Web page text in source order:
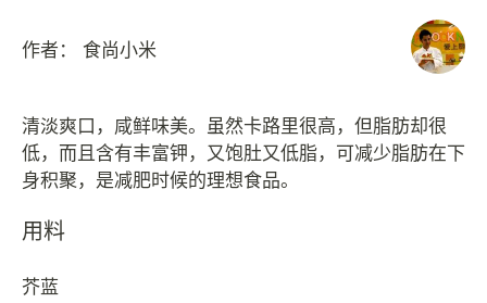
作者： 食尚小米
清淡爽口，咸鲜味美。虽然卡路里很高，但脂肪却很
低，而且含有丰富钾，又饱肚又低脂，可减少脂肪在下
用料
芥蓝